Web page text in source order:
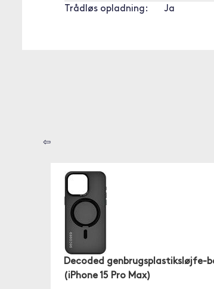
Trådløs opladning:
Ja
⇦
Decoded genbrugsplastiksløjfe-
(iPhone 15 Pro Max)